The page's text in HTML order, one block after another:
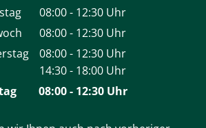
Von 08:00 bis 12:30 Uhr
08:00- 12:30 Uhr
Von 08:00 bis 12:30 Uhr
08:00- 12:30 Uhr
Von 08:00 bis 12:30 Uhr
08:00- 12:30 Uhr
Von 08:00 bis 12:30 Uhr
14:30- 18:00 Uhr
Von 14:30 bis 18:00 Uhr
08:00- 12:30Uhr